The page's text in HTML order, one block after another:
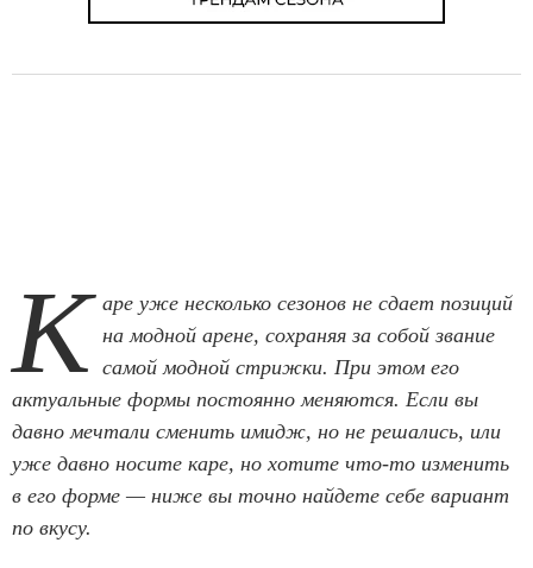
К аре уже несколько сезонов не сдает позиций
на модной арене, сохраняя за собой звание
самой модной стрижки. При этом его
актуальные формы постоянно меняются. Если вы
давно мечтали сменить имидж, но не решались, или
уже давно носите каре, но хотите что-то изменить
в его форме — ниже вы точно найдете себе вариант
по вкусу.